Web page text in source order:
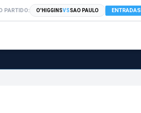
PARTIDO: O'HIGGINSVSSAO PAULO ENTRADAS